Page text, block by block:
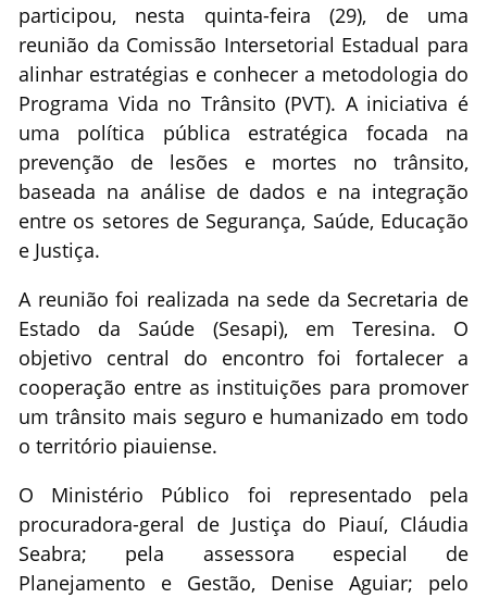
participou, nesta quinta-feira (29), de uma
reunião da Comissão Intersetorial Estadual para
alinhar estratégias e conhecer a metodologia do
Programa Vida no Trânsito (PVT). A iniciativa é
uma política pública estratégica focada na
prevenção de lesões e mortes no trânsito,
baseada na análise de dados e na integração
entre os setores de Segurança, Saúde, Educação
e Justiça.
A reunião foi realizada na sede da Secretaria de
Estado da Saúde (Sesapi), em Teresina. O
objetivo central do encontro foi fortalecer a
cooperação entre as instituições para promover
um trânsito mais seguro e humanizado em todo
o território piauiense.
O Ministério Público foi representado pela
procuradora-geral de Justiça do Piauí, Cláudia
Seabra; pela assessora especial de
Planejamento e Gestão, Denise Aguiar; pelo